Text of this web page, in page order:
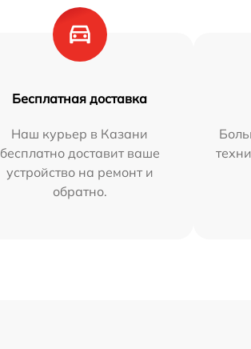
Бесплатная доставка
Наш курьер в Казани
бесплатно доставит ваше
устройство на ремонт и
обратно.